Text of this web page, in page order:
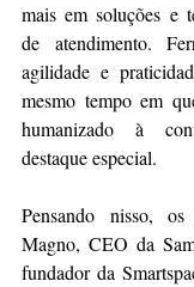
mais em soluções e
de atendimento.
agilidade e
mesmo tempo em
humanizado à
destaque especial.
Pensando nisso, os
Magno, CEO da
fundador da